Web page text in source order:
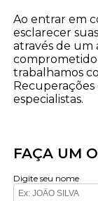
Ao entrar em
esclarecer
através de um
comprometido
trabalhamos
Recuperações
especialistas.
FAÇA UM
Digite seu nome